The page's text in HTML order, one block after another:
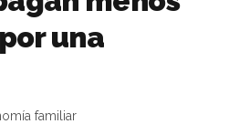
una
familiar